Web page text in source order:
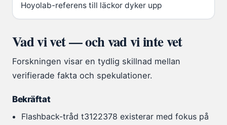
Hoyolab-referens till läckor dyker upp
Vad vi vet — och vad vi inte vet
Forskningen visar en tydlig skillnad mellan
verifierade fakta och spekulationer.
Bekräftat
Flashback-tråd t3122378 existerar med fokus på